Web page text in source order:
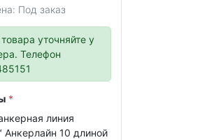
Под заказ
уточняйте у
Телефон
линия
Анкерлайн 10 длиной